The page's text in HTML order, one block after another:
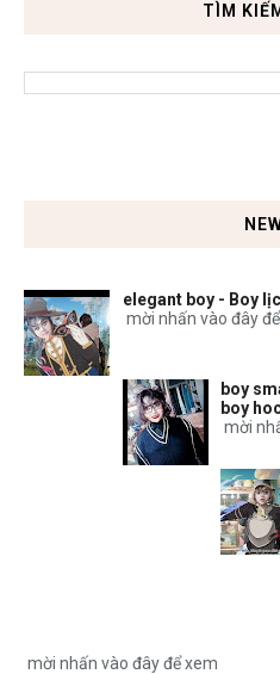
TÌM
elegant boy - Boy
mời nhấn vào đây
boy
boy
mời
mời nhấn vào đây để xem